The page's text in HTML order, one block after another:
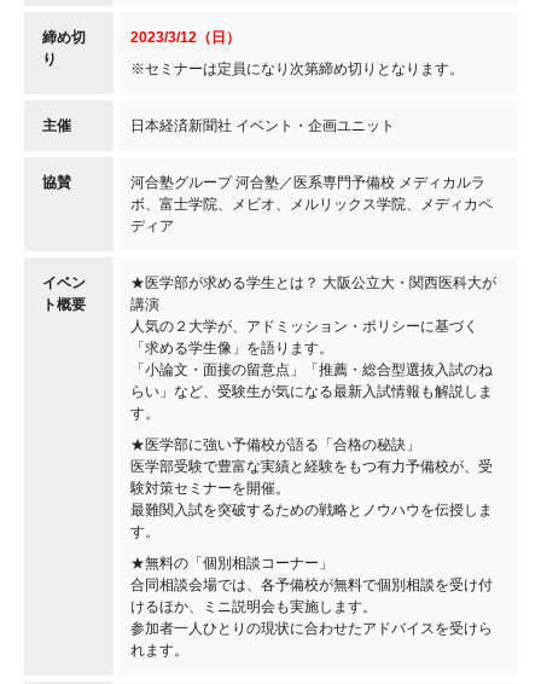
締め切
り
2023/3/12 （日）
※セミナーは定員になり次第締め切りとなります。
主催 日本経済新聞社 イベント・企画ユニット
協賛
河合塾グループ 河合塾／医系専門予備校 メディカルラ
ボ、富士学院、メビオ、メルリックス学院、メディカペ
ディア
イベン
ト概要
★医学部が求める学生とは？ 大阪公立大・関西医科大が
講演
人気の２大学が、アドミッション・ポリシーに基づく
「求める学生像」を語ります。
「小論文・面接の留意点」「推薦・総合型選抜入試のね
らい」など、受験生が気になる最新入試情報も解説しま
す。
★医学部に強い予備校が語る「合格の秘訣」
医学部受験で豊富な実績と経験をもつ有力予備校が、受
験対策セミナーを開催。
最難関入試を突破するための戦略とノウハウを伝授しま
す。
★無料の「個別相談コーナー」
合同相談会場では、各予備校が無料で個別相談を受け付
けるほか、ミニ説明会も実施します。
参加者一人ひとりの現状に合わせたアドバイスを受けら
れます。